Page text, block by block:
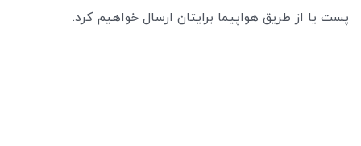
پست یا از طریق هواپیما برایتان ارسال خواهیم کرد.